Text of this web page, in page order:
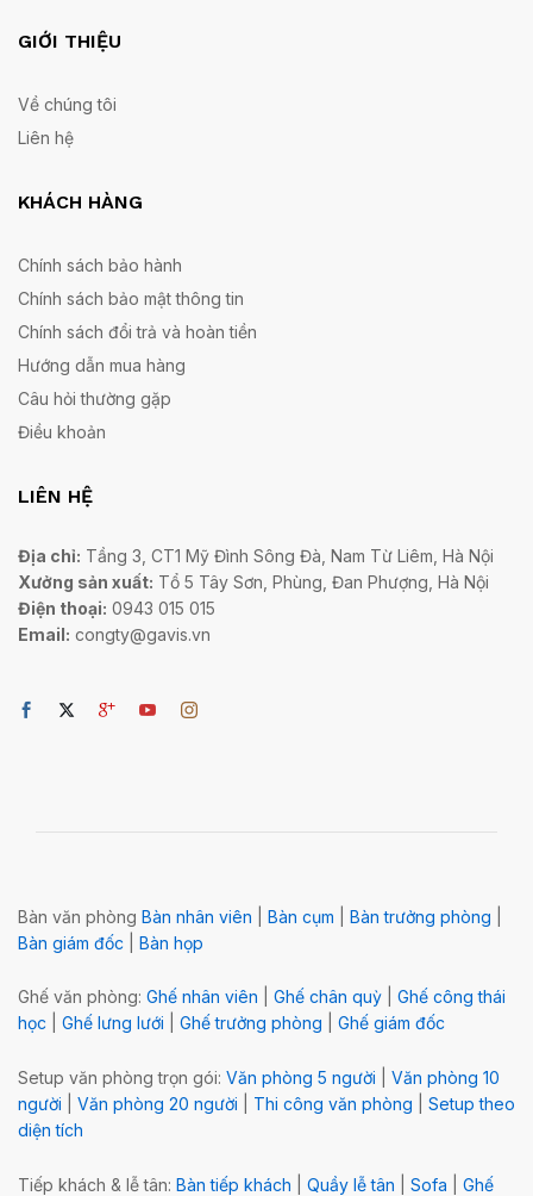
GIỚI THIỆU
Về chúng tôi
Liên hệ
KHÁCH HÀNG
Chính sách bảo hành
Chính sách bảo mật thông tin
Chính sách đổi trả và hoàn tiền
Hướng dẫn mua hàng
Câu hỏi thường gặp
Điều khoản
LIÊN HỆ
Địa chỉ: Tầng 3, CT1 Mỹ Đình Sông Đà, Nam Từ Liêm, Hà Nội
Xưởng sản xuất: Tổ 5 Tây Sơn, Phùng, Đan Phượng, Hà Nội
Điện thoại: 0943 015 015
Email: congty@gavis.vn
Bàn văn phòng Bàn nhân viên Bàn cụm Bàn trưởng phòng
Bàn giám đốc
Bàn họp
Ghế văn phòng: Ghế nhân viên Ghế chân quỳ
Ghế công thái
học
Ghế lưng lưới Ghế trưởng phòng Ghế giám đốc
Setup văn phòng trọn gói: Văn phòng 5 người
Văn phòng 10
người
Văn phòng 20 người Thi công văn phòng
Setup theo
diện tích
Tiếp khách & lễ tân: Bàn tiếp khách Quầy lễ tân Sofa Ghế